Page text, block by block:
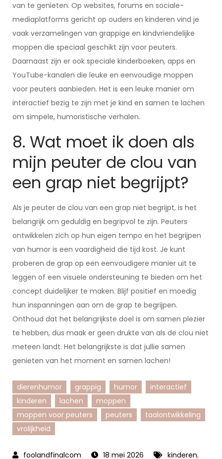
van te genieten. Op websites, forums en sociale-
mediaplatforms gericht op ouders en kinderen vind je
vaak verzamelingen van grappige en kindvriendelijke
moppen die speciaal geschikt zijn voor peuters.
Daarnaast zijn er ook speciale kinderboeken, apps en
YouTube-kanalen die leuke en eenvoudige moppen
voor peuters aanbieden. Het is een leuke manier om
interactief bezig te zijn met je kind en samen te lachen
om simpele, humoristische verhalen.
8. Wat moet ik doen als
mijn peuter de clou van
een grap niet begrijpt?
Als je peuter de clou van een grap niet begrijpt, is het
belangrijk om geduldig en begripvol te zijn. Peuters
ontwikkelen zich op hun eigen tempo en het begrijpen
van humor is een vaardigheid die tijd kost. Je kunt
proberen de grap op een eenvoudigere manier uit te
leggen of een visuele ondersteuning te bieden om het
concept duidelijker te maken. Blijf positief en moedig
hun inspanningen aan om de grap te begrijpen.
Onthoud dat het belangrijkste doel is om samen plezier
te hebben, dus maak er geen drukte van als de clou niet
meteen landt. Het belangrijkste is dat jullie samen
genieten van het moment en samen lachen!
dierenhumor grappig humor
interactief
kinderen
lachen
moppen
moppen voor peuters
peuters
taalontwikkeling
vrolijkheid
18 mei 2026 kinderen,